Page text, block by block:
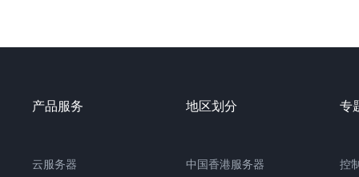
产品服务
云服务器
地区划分
中国香港服务器
专
控